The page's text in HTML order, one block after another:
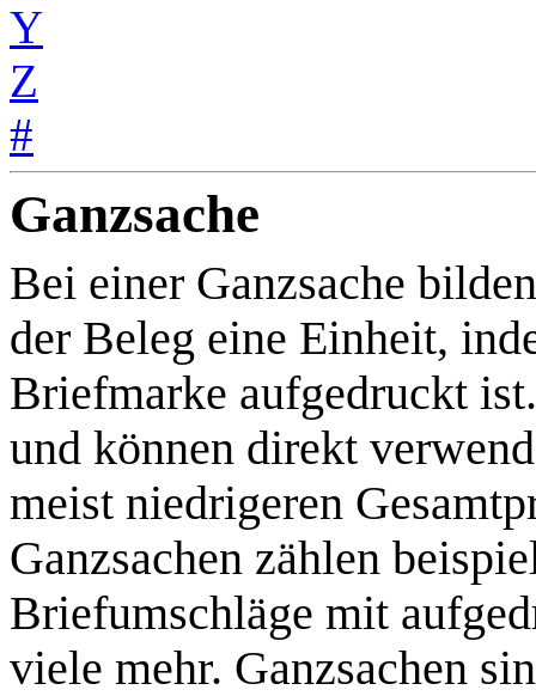
Y
Z
#
Ganzsache
Bei einer Ganzsache
der Beleg eine Einheit,
Briefmarke aufgedruckt
und können direkt
meist niedrigeren
Ganzsachen zählen
Briefumschläge mit
viele mehr. Ganzsachen